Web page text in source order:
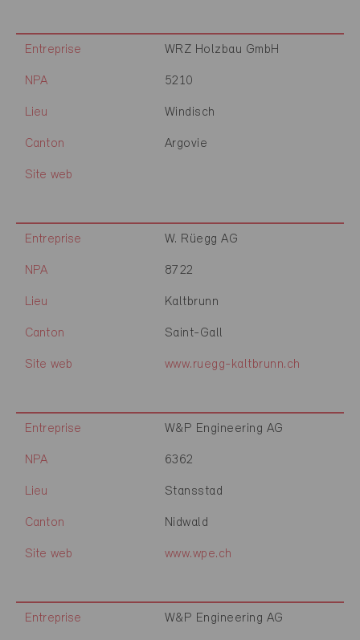
Entreprise WRZ Holzbau GmbH
NPA 5210
Lieu Windisch
Canton Argovie
Site web
Entreprise W. Rüegg AG
NPA 8722
Lieu Kaltbrunn
Canton Saint-Gall
Site web www.ruegg-kaltbrunn.ch
Entreprise W&P Engineering AG
NPA 6362
Lieu Stansstad
Canton Nidwald
Site web www.wpe.ch
Entreprise W&P Engineering AG